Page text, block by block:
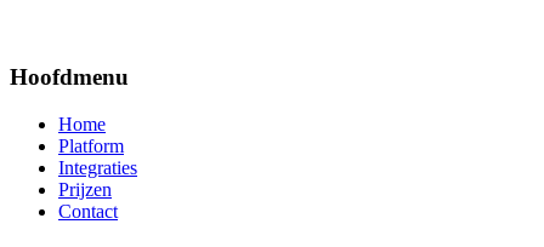
Hoofdmenu
Home
Platform
Integraties
Prijzen
Contact